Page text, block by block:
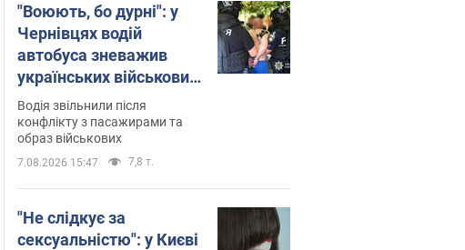
"Воюють, бо дурні": у
Чернівцях водій
автобуса зневажив
українських військових
і поплатився. Відео
Водія звільнили після
конфлікту з пасажирами та
образ військових
7.08.2026 15:47 7,8 т.
"Не слідкує за
сексуальністю": у Києві